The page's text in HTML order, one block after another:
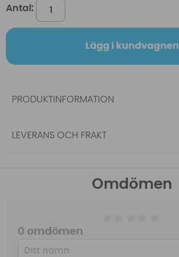
Antal:
Lägg i kundvagnen
PRODUKTINFORMATION
LEVERANS OCH FRAKT
Omdömen
0 omdömen